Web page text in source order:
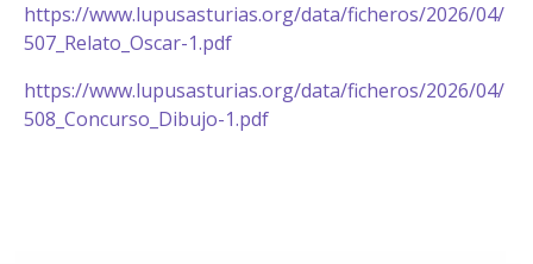
https://www.lupusasturias.org/data/ficheros/2026/04/
507_Relato_Oscar-1.pdf
https://www.lupusasturias.org/data/ficheros/2026/04/
508_Concurso_Dibujo-1.pdf